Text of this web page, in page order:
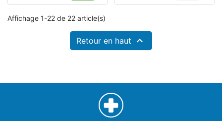
Affichage 1-22 de 22 article(s)
Retour en haut 